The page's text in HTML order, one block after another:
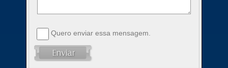
Quero enviar essa mensagem.